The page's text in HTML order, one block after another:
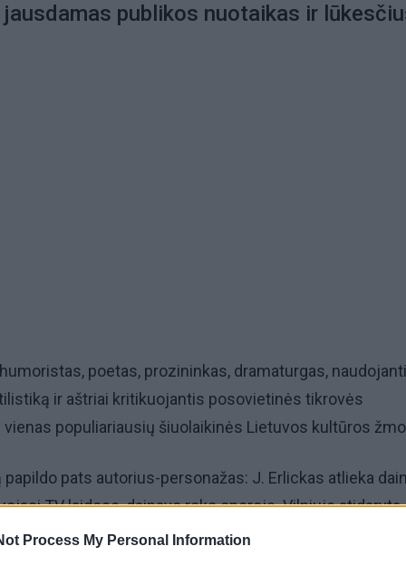
Process My Personal Information
publikos nuotaikas ir
poetas, prozininkas, dramaturgas,
ir aštriai kritikuojantis posovietinės tikrovės
populiariausių šiuolaikinės Lietuvos kultūros
pats autorius-personažas: J. Erlickas atlieka
TV laidose, dainavo roko operoje. Vilniuje atidaryta
vardu - "Pas Erlicką". 1997 m. jis tapo Nacionalinės